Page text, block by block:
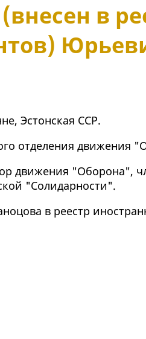
в
Эстонская ССР.
отделения движения
движения "Оборона",
"Солидарности".
в реестр